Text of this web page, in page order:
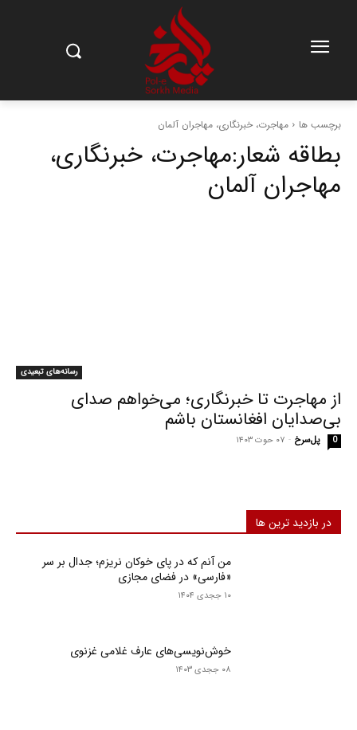
برچسب ها مهاجرت، خبرنگاری، مهاجران آلمان
بطاقه شعار:مهاجرت، خبرنگاری،
مهاجران آلمان
رسانه‌های تبعیدی
از مهاجرت تا خبرنگاری؛ می‌خواهم صدای
بی‌صدایان افغانستان باشم
پل‌سرخ - ۰۷ حوت ۱۴۰۳ 0
در بازدید ترین ها
من آنم که در پای خوکان نریزم؛ جدال بر سر
«فارسی» در فضای مجازی
۱۰ ججدی ۱۴۰۴
خوش‌نویسی‌های عارف غلامی غزنوی
۰۸ ججدی ۱۴۰۳